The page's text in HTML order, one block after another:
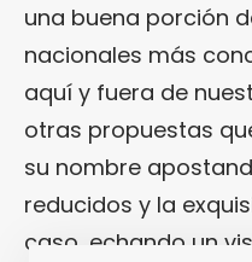
una buena porción
nacionales más
aquí y fuera de
otras propuestas
su nombre
reducidos y la
caso, echando un